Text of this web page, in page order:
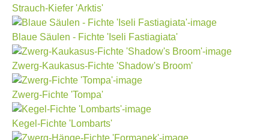
Strauch-Kiefer 'Arktis'
Blaue Säulen - Fichte 'Iseli Fastiagiata'
Zwerg-Kaukasus-Fichte 'Shadow's Broom'
Zwerg-Fichte 'Tompa'
Kegel-Fichte 'Lombarts'